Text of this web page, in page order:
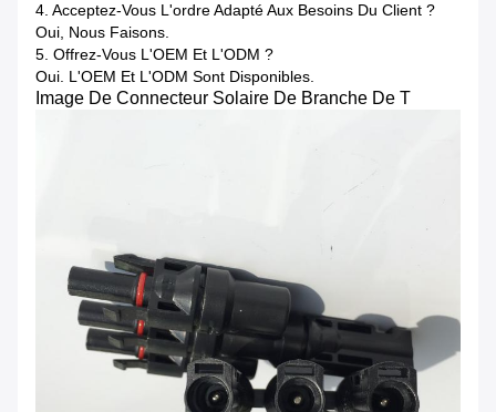
4. Acceptez-Vous L'ordre Adapté Aux Besoins Du Client ?
Oui, Nous Faisons.
5. Offrez-Vous L'OEM Et L'ODM ?
Oui. L'OEM Et L'ODM Sont Disponibles.
Image De Connecteur Solaire De Branche De T